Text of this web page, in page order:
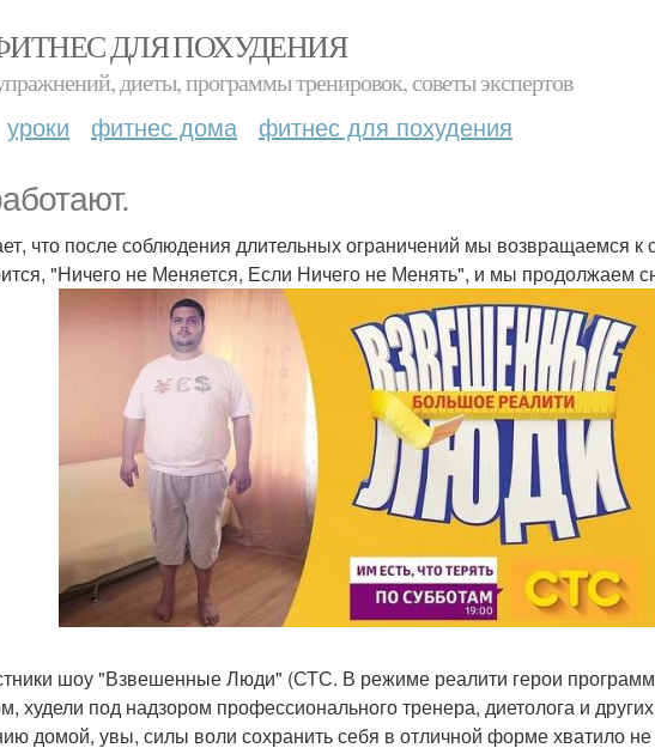
ДЛЯ ПОХУДЕНИЯ
диеты, программы тренировок, советы экспертов
уроки фитнес дома фитнес для похудения
что после соблюдения длительных ограничений мы возвращаемся к
"Ничего не Меняется, Если Ничего не Менять", и мы продолжаем
шоу "Взвешенные Люди" (СТС. В режиме реалити герои
худели под надзором профессионального тренера, диетолога и
домой, увы, силы воли сохранить себя в отличной форме хватило